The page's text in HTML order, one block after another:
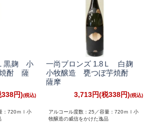
黒麹 小
酎 薩
円)
：720ｍｌ小
一尚ブロンズ 1.8Ｌ 白麹
小牧醸造 甕つぼ芋焼酎
薩摩
3,713円(税338円)
アルコール度数：25／容量：720ｍｌ小
牧醸造の威信をかけた逸品